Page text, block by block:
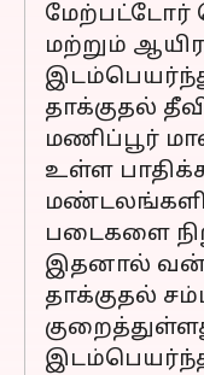
மற்றும்
தாக்குதல்
மணிப்பூர்
உள்ள
படைகளை
இதனால்
தாக்குதல்
இடம்பெயர்ந்த